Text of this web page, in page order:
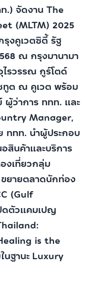
.) จัดงาน The
(MLTM) 2025
งคูเวตซิตี้ รัฐ
ณ กรุงมานามา
ไรวรรณ กูร์โตด์
ทูต ณ คูเวต พร้อม
ผู้ว่าการ ททท. และ
Manager,
ททท. นำผู้ประกอบ
อสินค้าและบริการ
งเที่ยวกลุ่ม
ยายตลาดนักท่อง
(Gulf
ตัวแคมเปญ
is the
ฐานะ Luxury